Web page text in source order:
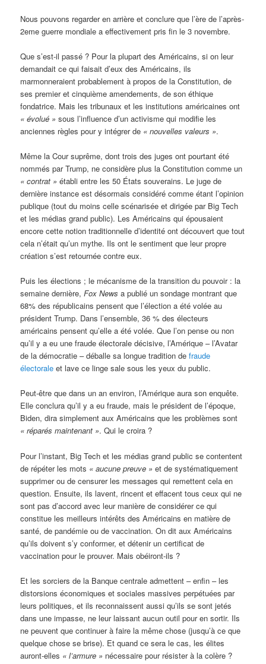
Nous pouvons regarder en arrière et conclure que l’ère de l’après-
2eme guerre mondiale a effectivement pris fin le 3 novembre.
Que s’est-il passé ? Pour la plupart des Américains, si on leur
demandait ce qui faisait d’eux des Américains, ils
marmonneraient probablement à propos de la Constitution, de
ses premier et cinquième amendements, de son éthique
fondatrice. Mais les tribunaux et les institutions américaines ont
« évolué » sous l’influence d’un activisme qui modifie les
anciennes règles pour y intégrer de « nouvelles valeurs ».
Même la Cour suprême, dont trois des juges ont pourtant été
nommés par Trump, ne considère plus la Constitution comme un
« contrat » établi entre les 50 États souverains. Le juge de
dernière instance est désormais considéré comme étant l’opinion
publique (tout du moins celle scénarisée et dirigée par Big Tech
et les médias grand public). Les Américains qui épousaient
encore cette notion traditionnelle d’identité ont découvert que tout
cela n’était qu’un mythe. Ils ont le sentiment que leur propre
création s’est retournée contre eux.
Puis les élections ; le mécanisme de la transition du pouvoir : la
semaine dernière,Fox News a publié un sondage montrant que
68% des républicains pensent que l’élection a été volée au
président Trump. Dans l’ensemble, 36 % des électeurs
américains pensent qu’elle a été volée. Que l’on pense ou non
qu’il y a eu une fraude électorale décisive, l’Amérique – l’Avatar
de la démocratie – déballe sa longue tradition defraude
électorale et lave ce linge sale sous les yeux du public.
Peut-être que dans un an environ, l’Amérique aura son enquête.
Elle conclura qu’il y a eu fraude, mais le président de l’époque,
Biden, dira simplement aux Américains que les problèmes sont
« réparés maintenant ». Qui le croira ?
Pour l’instant, Big Tech et les médias grand public se contentent
de répéter les mots « aucune preuve » et de systématiquement
supprimer ou de censurer les messages qui remettent cela en
question. Ensuite, ils lavent, rincent et effacent tous ceux qui ne
sont pas d’accord avec leur manière de considérer ce qui
constitue les meilleurs intérêts des Américains en matière de
santé, de pandémie ou de vaccination. On dit aux Américains
qu’ils doivent s’y conformer, et détenir un certificat de
vaccination pour le prouver. Mais obéiront-ils ?
Et les sorciers de la Banque centrale admettent – enfin – les
distorsions économiques et sociales massives perpétuées par
leurs politiques, et ils reconnaissent aussi qu’ils se sont jetés
dans une impasse, ne leur laissant aucun outil pour en sortir. Ils
ne peuvent que continuer à faire la même chose (jusqu’à ce que
quelque chose se brise). Et quand ce sera le cas, les élites
auront-elles « l’armure » nécessaire pour résister à la colère ?